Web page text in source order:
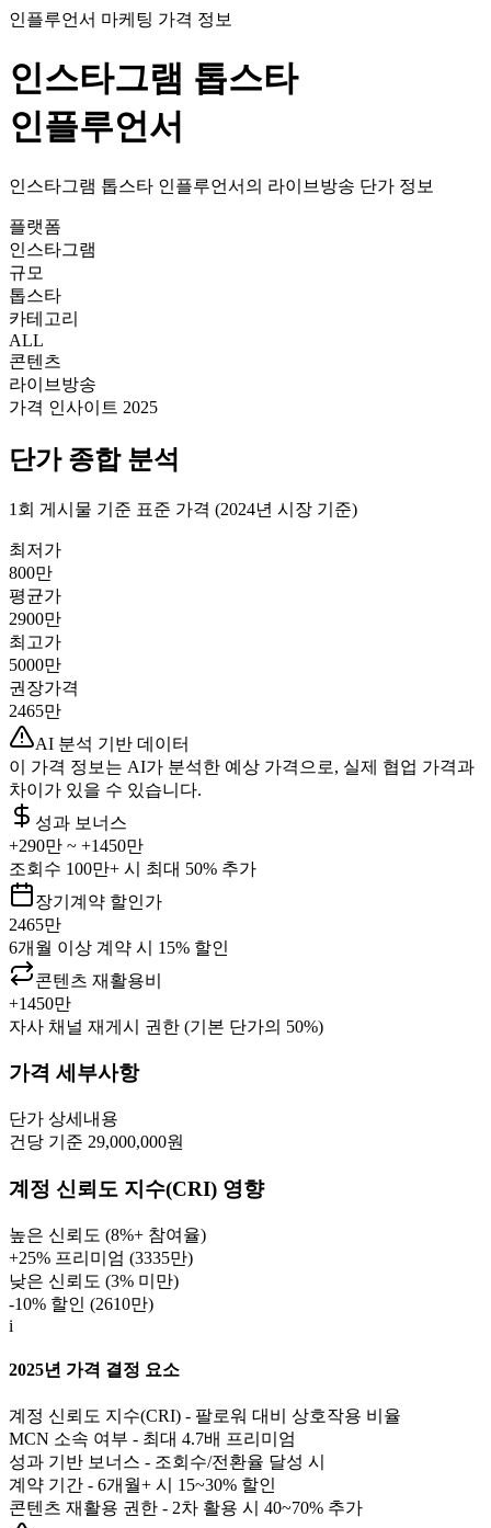
인플루언서 마케팅 가격 정보
인스타그램 톱스타
인플루언서
인스타그램 톱스타 인플루언서의 라이브방송 단가 정보
플랫폼
인스타그램
규모
톱스타
카테고리
ALL
콘텐츠
라이브방송
가격 인사이트 2025
단가종합 분석
1회 게시물 기준 표준 가격 (2024년 시장 기준)
최저가
800만
평균가
2900만
최고가
5000만
권장가격
2465만
AI 분석 기반 데이터
이 가격 정보는 AI가 분석한 예상 가격으로, 실제 협업 가격과
차이가 있을 수 있습니다.
성과 보너스
+290만 ~ +1450만
조회수 100만+ 시 최대 50% 추가
장기계약 할인가
2465만
6개월 이상 계약 시 15% 할인
콘텐츠 재활용비
+1450만
자사 채널 재게시 권한 (기본 단가의 50%)
가격 세부사항
단가 상세내용
건당 기준 29,000,000원
계정 신뢰도 지수(CRI) 영향
높은 신뢰도 (8%+ 참여율)
+25% 프리미엄 (3335만)
낮은 신뢰도 (3% 미만)
-10% 할인 (2610만)
i
2025년 가격 결정 요소
계정 신뢰도 지수(CRI) - 팔로워 대비 상호작용 비율
MCN 소속 여부 - 최대 4.7배 프리미엄
성과 기반 보너스 - 조회수/전환율 달성 시
계약 기간 - 6개월+ 시 15~30% 할인
콘텐츠 재활용 권한 - 2차 활용 시 40~70% 추가